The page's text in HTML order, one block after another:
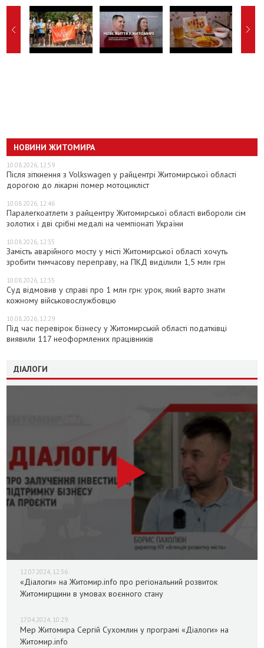
НОВИНИ ЖИТОМИРА
10.08.2026, 12:59
Після зіткнення з Volkswagen у райцентрі Житомирської області
дорогою до лікарні помер мотоцикліст
10.08.2026, 12:46
Паралегкоатлети з райцентру Житомирської області вибороли сім
золотих і дві срібні медалі на чемпіонаті України
10.08.2026, 12:35
Замість аварійного мосту у місті Житомирської області хочуть
зробити тимчасову переправу, на ПКД виділили 1,5 млн грн
10.08.2026, 12:35
Суд відмовив у справі про 1 млн грн: урок, який варто знати
кожному військовослужбовцю
10.08.2026, 12:29
Під час перевірок бізнесу у Житомирській області податківці
виявили 117 неоформлених працівників
ДІАЛОГИ
12.07.2024, 12:36
«Діалоги» на Житомир.info про регіональний розвиток
Житомирщини в умовах воєнного стану
17.04.2024, 10:29
Мер Житомира Сергій Сухомлин у програмі «Діалоги» на
Житомир.info